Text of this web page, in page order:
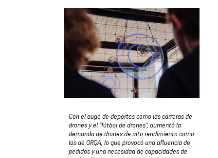
Con el auge de deportes como las carreras de
drones y el "fútbol de drones", aumentó la
demanda de drones de alto rendimiento como
los de ORQA, lo que provocó una afluencia de
pedidos y una necesidad de capacidades de